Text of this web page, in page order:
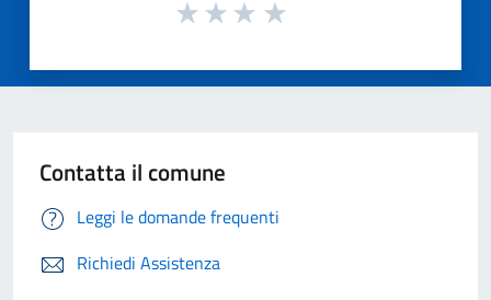
Contatta il comune
Leggi le domande frequenti
Richiedi Assistenza